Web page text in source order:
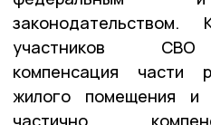
участников СВО
компенсация части
жилого помещения и
частично